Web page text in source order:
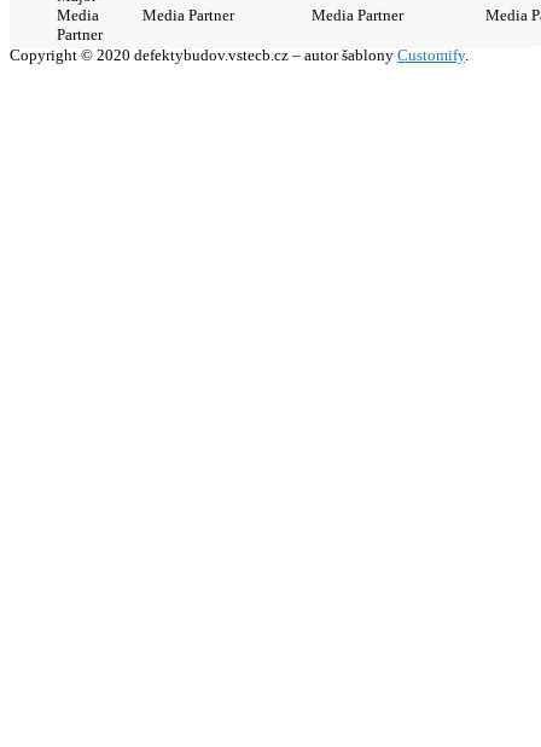
Media
Partner
Media Partner Media Partner Media
Copyright © 2020 defektybudov.vstecb.cz – autor šablony Customify.